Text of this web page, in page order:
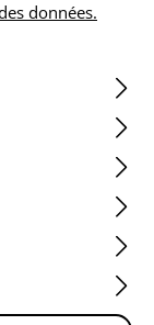
cherchez ?
est le
données.